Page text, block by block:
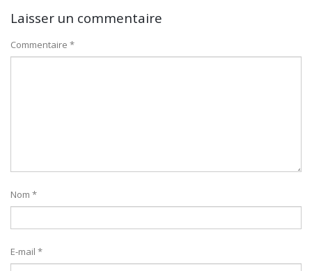
Laisser un commentaire
Commentaire *
Nom *
E-mail *